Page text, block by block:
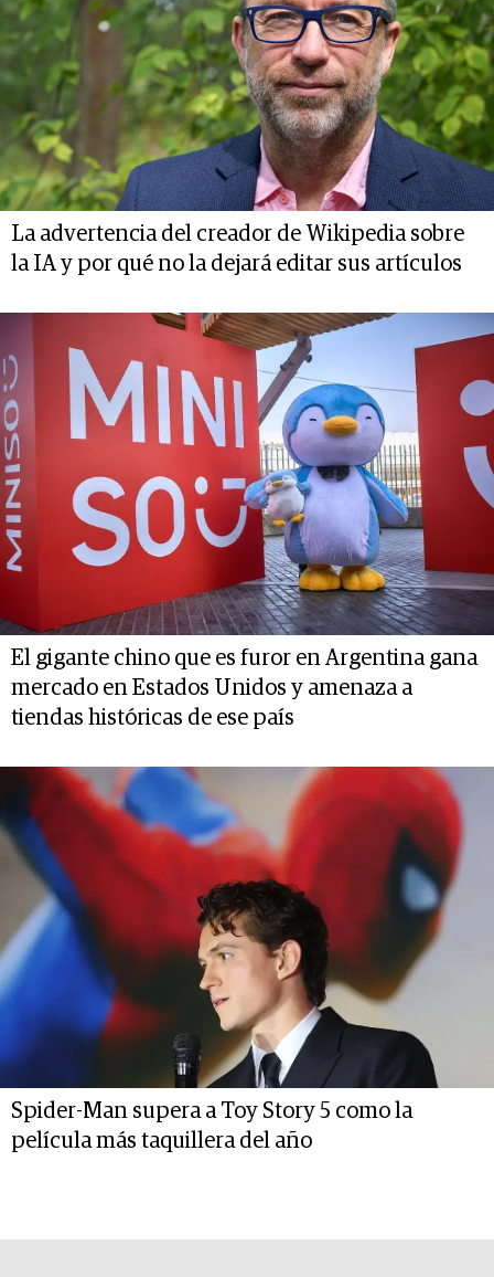
La advertencia del creador de Wikipedia sobre
la IA y por qué no la dejará editar sus artículos
El gigante chino que es furor en Argentina gana
mercado en Estados Unidos y amenaza a
tiendas históricas de ese país
Spider-Man supera a Toy Story 5 como la
película más taquillera del año